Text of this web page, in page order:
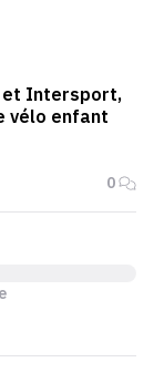
et Intersport,
vélo enfant
0